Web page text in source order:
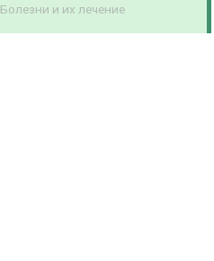
Болезни и их лечение